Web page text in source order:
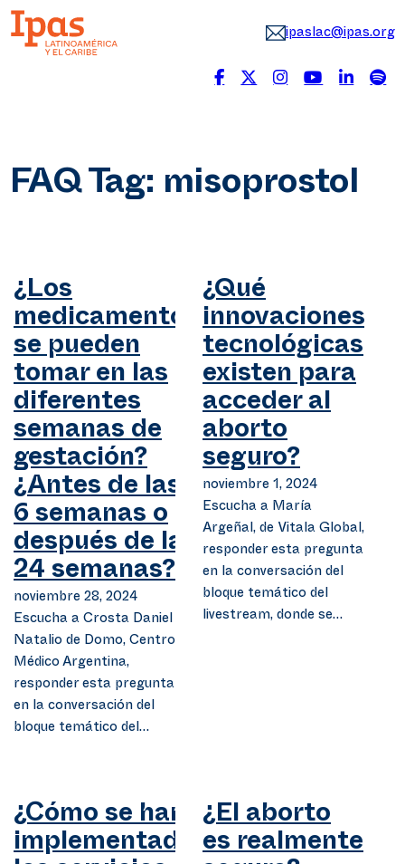
ipaslac@ipas.org
FAQ Tag: misoprostol
¿Los
medicamentos
se pueden
tomar en las
diferentes
semanas de
gestación?
¿Antes de las
6 semanas o
después de las
24 semanas?
noviembre 28, 2024
Escucha a Crosta Daniel
Natalio de Domo, Centro
Médico Argentina,
responder esta pregunta
en la conversación del
bloque temático del…
¿Qué
innovaciones
tecnológicas
existen para
acceder al
aborto
seguro?
noviembre 1, 2024
Escucha a María
Argeñal, de Vitala Global,
responder esta pregunta
en la conversación del
bloque temático del
livestream, donde se…
¿Cómo se han
implementado
¿El aborto
es realmente